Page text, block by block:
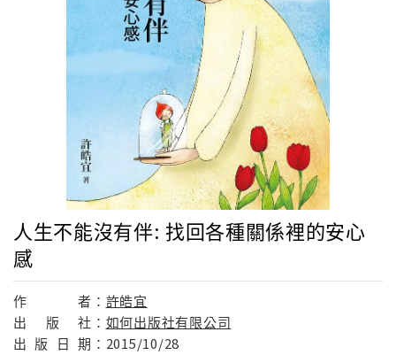
人生不能沒有伴: 找回各種關係裡的安心
感
作 者： 許皓宜
出
版 社： 如何出版社有限公司
出 版 日 期： 2015/10/28